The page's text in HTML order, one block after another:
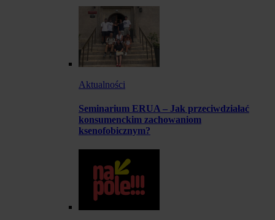
Aktualności
Seminarium ERUA – Jak przeciwdziałać
konsumenckim zachowaniom
ksenofobicznym?